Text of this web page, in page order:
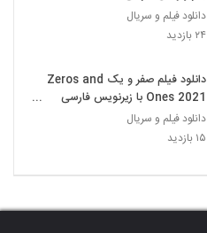
دانلود فیلم و سریال
۲۴ بازدید
دانلود فیلم صفر و یک Zeros and
Ones 2021 با زیرنویس فارسی
چسبیده
دانلود فیلم و سریال
۱۵ بازدید